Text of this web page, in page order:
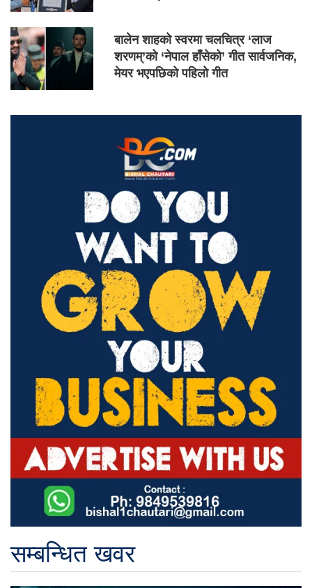
बालेन शाहको स्वरमा चलचित्र ‘लाज
शरणम्’को ‘नेपाल हाँसेको’ गीत सार्वजनिक,
मेयर भएपछिको पहिलो गीत
सम्बन्धित खवर